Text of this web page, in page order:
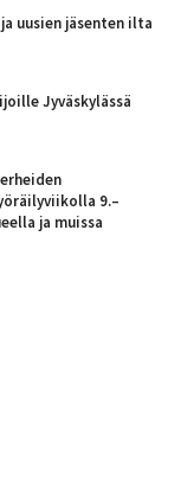
uusien jäsenten ilta
Jyväskylässä
9.–
ja muissa